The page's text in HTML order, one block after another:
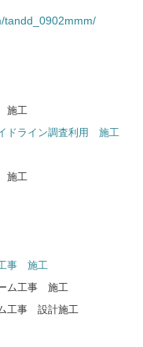
tandd_0902mmm/
施工
ドライン調査利用 施工
施工
事 施工
ム工事 施工
工事 設計施工